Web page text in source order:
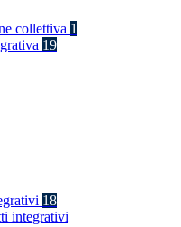
collettiva 1
19
18
integrativi